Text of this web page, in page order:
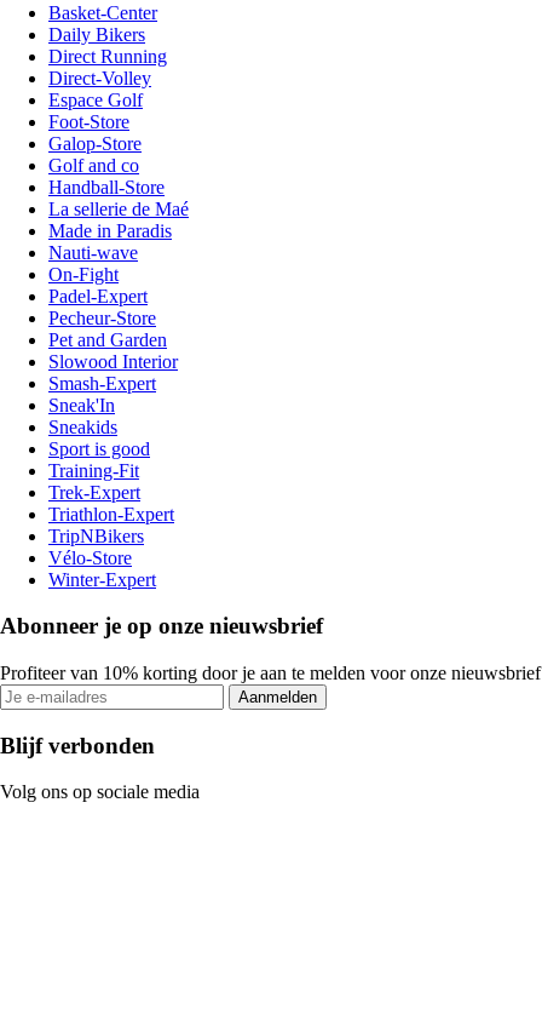
Basket-Center
Daily Bikers
Direct Running
Direct-Volley
Espace Golf
Foot-Store
Galop-Store
Golf and co
Handball-Store
La sellerie de Maé
Made in Paradis
Nauti-wave
On-Fight
Padel-Expert
Pecheur-Store
Pet and Garden
Slowood Interior
Smash-Expert
Sneak'In
Sneakids
Sport is good
Training-Fit
Trek-Expert
Triathlon-Expert
TripNBikers
Vélo-Store
Winter-Expert
Abonneer je op onze nieuwsbrief
Profiteer van 10% korting door je aan te melden voor onze nieuwsbrief
Aanmelden
Blijf verbonden
Volg ons op sociale media